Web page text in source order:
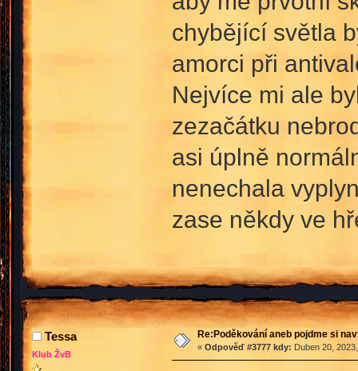
chybějící světla
amorci při
Nejvíce mi ale
zezačátku
asi úplně
nenechala
zase někdy ve
Tessa
Klub ŽvB
Re:Poděkování aneb pojdme si
« Odpověď #3777 kdy: Duben 20,